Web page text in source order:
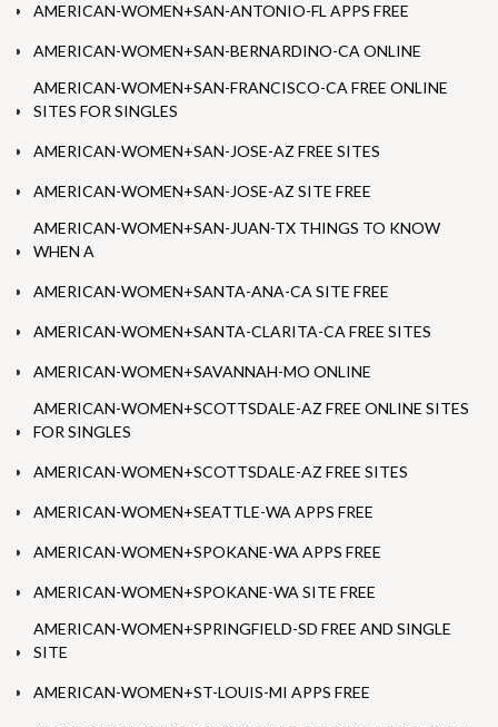
AMERICAN-WOMEN+SAN-ANTONIO-FL APPS FREE
AMERICAN-WOMEN+SAN-BERNARDINO-CA ONLINE
AMERICAN-WOMEN+SAN-FRANCISCO-CA FREE ONLINE
SITES FOR SINGLES
AMERICAN-WOMEN+SAN-JOSE-AZ FREE SITES
AMERICAN-WOMEN+SAN-JOSE-AZ SITE FREE
AMERICAN-WOMEN+SAN-JUAN-TX THINGS TO KNOW
WHEN A
AMERICAN-WOMEN+SANTA-ANA-CA SITE FREE
AMERICAN-WOMEN+SANTA-CLARITA-CA FREE SITES
AMERICAN-WOMEN+SAVANNAH-MO ONLINE
AMERICAN-WOMEN+SCOTTSDALE-AZ FREE ONLINE SITES
FOR SINGLES
AMERICAN-WOMEN+SCOTTSDALE-AZ FREE SITES
AMERICAN-WOMEN+SEATTLE-WA APPS FREE
AMERICAN-WOMEN+SPOKANE-WA APPS FREE
AMERICAN-WOMEN+SPOKANE-WA SITE FREE
AMERICAN-WOMEN+SPRINGFIELD-SD FREE AND SINGLE
SITE
AMERICAN-WOMEN+ST-LOUIS-MI APPS FREE